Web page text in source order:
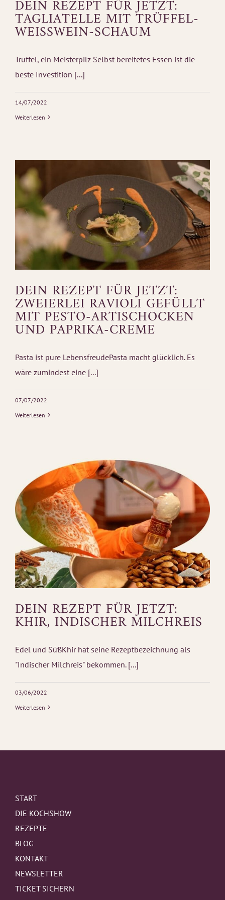
DEIN REZEPT FÜR JETZT:
TAGLIATELLE MIT TRÜFFEL-
WEISSWEIN-SCHAUM
Trüffel, ein Meisterpilz Selbst bereitetes Essen ist die
beste Investition [...]
14/07/2022
Weiterlesen
DEIN REZEPT FÜR JETZT:
ZWEIERLEI RAVIOLI GEFÜLLT
MIT PESTO-ARTISCHOCKEN
UND PAPRIKA-CREME
Pasta ist pure LebensfreudePasta macht glücklich. Es
wäre zumindest eine [...]
07/07/2022
Weiterlesen
DEIN REZEPT FÜR JETZT:
KHIR, INDISCHER MILCHREIS
Edel und SüßKhir hat seine Rezeptbezeichnung als
"Indischer Milchreis" bekommen. [...]
03/06/2022
Weiterlesen
START
DIE KOCHSHOW
REZEPTE
BLOG
KONTAKT
NEWSLETTER
TICKET SICHERN